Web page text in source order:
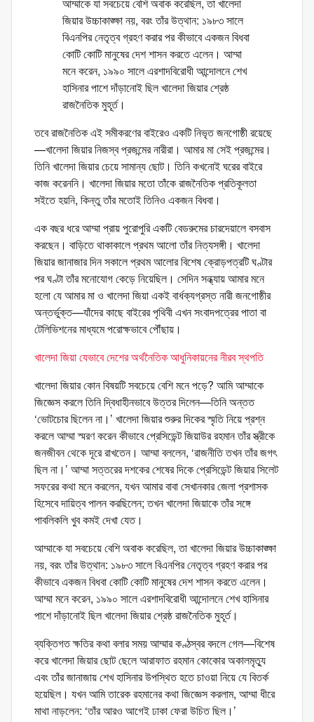
আম্মাকে যা সবচেয়ে বেশি অবাক করেছিল, তা খালেদা
জিয়ার উচ্চাকাঙ্ক্ষা নয়, বরং তাঁর উত্থান: ১৯৮৩ সালে
বিএনপির নেতৃত্ব গ্রহণ করার পর কীভাবে একজন বিধবা
কোটি কোটি মানুষের দেশ শাসন করতে এলেন। আম্মা
মনে করেন, ১৯৯০ সালে এরশাদবিরোধী আন্দোলনে শেখ
হাসিনার পাশে দাঁড়ানোই ছিল খালেদা জিয়ার শ্রেষ্ঠ
রাজনৈতিক মুহূর্ত।
তবে রাজনৈতিক এই সমীকরণের বাইরেও একটি নিভৃত জনগোষ্ঠী রয়েছে
—খালেদা জিয়ার নিজস্ব প্রজন্মের নারীরা। আমার মা সেই প্রজন্মের।
তিনি খালেদা জিয়ার চেয়ে সামান্য ছোট। তিনি কখনোই ঘরের বাইরে
কাজ করেননি। খালেদা জিয়ার মতো তাঁকে রাজনৈতিক প্রতিকূলতা
সইতে হয়নি, কিন্তু তাঁর মতোই তিনিও একজন বিধবা।
এক বছর ধরে আম্মা প্রায় পুরোপুরি একটি বেডরুমের চারদেয়ালে বসবাস
করছেন। বাড়িতে থাকাকালে প্রথম আলো তাঁর নিত্যসঙ্গী। খালেদা
জিয়ার জানাজার দিন সকালে প্রথম আলোর বিশেষ ক্রোড়পত্রটি ঘণ্টার
পর ঘণ্টা তাঁর মনোযোগ কেড়ে নিয়েছিল। সেদিন সন্ধ্যায় আমার মনে
হলো যে আমার মা ও খালেদা জিয়া একই বার্ধক্যগ্রস্ত নারী জনগোষ্ঠীর
অন্তর্ভুক্ত—যাঁদের কাছে বাইরের পৃথিবী এখন সংবাদপত্রের পাতা বা
টেলিভিশনের মাধ্যমে পরোক্ষভাবে পৌঁছায়।
খালেদা জিয়া যেভাবে দেশের অর্থনৈতিক আধুনিকায়নের নীরব স্থপতি
খালেদা জিয়ার কোন বিষয়টি সবচেয়ে বেশি মনে পড়ে? আমি আম্মাকে
জিজ্ঞেস করলে তিনি দ্বিধাহীনভাবে উত্তর দিলেন—তিনি অন্তত
‘ভোটচোর ছিলেন না।’ খালেদা জিয়ার শুরুর দিকের স্মৃতি নিয়ে প্রশ্ন
করলে আম্মা স্মরণ করেন কীভাবে প্রেসিডেন্ট জিয়াউর রহমান তাঁর স্ত্রীকে
জনজীবন থেকে দূরে রাখতেন। আম্মা বললেন, ‘রাজনীতি তখন তাঁর জগৎ
ছিল না।’ আম্মা সত্তরের দশকের শেষের দিকে প্রেসিডেন্ট জিয়ার সিলেট
সফরের কথা মনে করলেন, যখন আমার বাবা সেখানকার জেলা প্রশাসক
হিসেবে দায়িত্ব পালন করছিলেন; তখন খালেদা জিয়াকে তাঁর সঙ্গে
পাবলিকলি খুব কমই দেখা যেত।
আম্মাকে যা সবচেয়ে বেশি অবাক করেছিল, তা খালেদা জিয়ার উচ্চাকাঙ্ক্ষা
নয়, বরং তাঁর উত্থান: ১৯৮৩ সালে বিএনপির নেতৃত্ব গ্রহণ করার পর
কীভাবে একজন বিধবা কোটি কোটি মানুষের দেশ শাসন করতে এলেন।
আম্মা মনে করেন, ১৯৯০ সালে এরশাদবিরোধী আন্দোলনে শেখ হাসিনার
পাশে দাঁড়ানোই ছিল খালেদা জিয়ার শ্রেষ্ঠ রাজনৈতিক মুহূর্ত।
ব্যক্তিগত ক্ষতির কথা বলার সময় আম্মার কণ্ঠস্বর বদলে গেল—বিশেষ
করে খালেদা জিয়ার ছোট ছেলে আরাফাত রহমান কোকোর অকালমৃত্যু
এবং তাঁর জানাজায় শেখ হাসিনার উপস্থিত হতে চাওয়া নিয়ে যে বিতর্ক
হয়েছিল। যখন আমি তারেক রহমানের কথা জিজ্ঞেস করলাম, আম্মা ধীরে
মাথা নাড়লেন: ‘তাঁর আরও আগেই ঢাকা ফেরা উচিত ছিল।’